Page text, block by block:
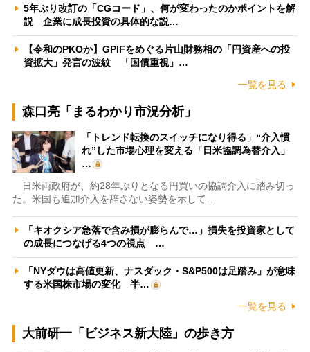
5年ぶり改訂の「CGコード」、何が変わったのかポイントを解
説 企業に成長投資の具体的な説…
【令和のPKOか】GPIFをめぐる片山財務相の「円資産への投
資拡大」発言の波紋 「国債重視」…
一覧を見る
森口亮「まるわかり市況分析」
「トレンド転換のスイッチになり得る」“介入慣
れ”した市場心理を変える「日米協調為替介入」
…
日米両政府が、約28年ぶりとなる円買いの協調介入に踏み切っ
た。米国も追加介入を辞さない姿勢を示して…
「キオクシア急落で含み損が膨らんで…」損失を投資家として
の成長につなげる4つの視点 …
「NYダウは高値更新、ナスダック・S&P500は足踏み」が意味
する米国株市場の変化 半…
一覧を見る
大前研一「ビジネス新大陸」の歩き方